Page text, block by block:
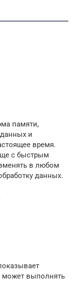
памяти,
и
время.
с быстрым
в любом
данных.
может выполнять